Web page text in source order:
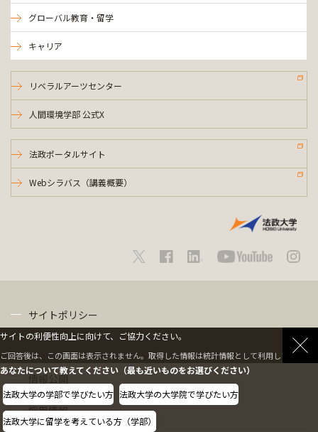
グローバル教育・留学
キャリア
リベラルアーツセンター
人間環境学部 公式X
法政ポータルサイト
Webシラバス（講義概要）
サイトポリシー
情報公開
採用情報
サイトの利便性向上に向けて、ご協力ください。
ご回答後は、この画面は表示されません。取得した情報は統計情報として利用します。
あなたについて教えてください（最も近いものをお選びください）
法政大学の学部で学びたい方 法政大学の大学院で学びたい方
法政大学に留学を考えている方（学部）